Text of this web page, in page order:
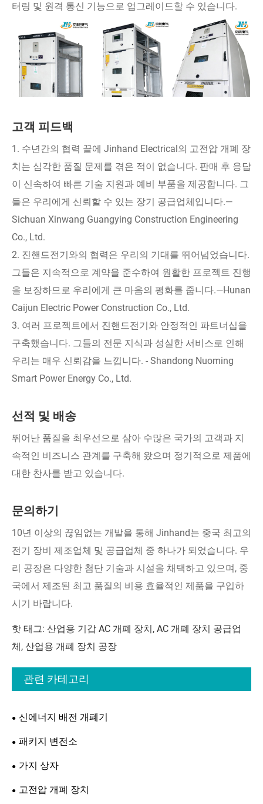
터링 및 원격 통신 기능으로 업그레이드할 수 있습니다.
고객 피드백
1. 수년간의 협력 끝에 Jinhand Electrical의 고전압 개폐 장
치는 심각한 품질 문제를 겪은 적이 없습니다. 판매 후 응답
이 신속하여 빠른 기술 지원과 예비 부품을 제공합니다. 그
들은 우리에게 신뢰할 수 있는 장기 공급업체입니다.—
Sichuan Xinwang Guangying Construction Engineering
Co., Ltd.
2. 진핸드전기와의 협력은 우리의 기대를 뛰어넘었습니다.
그들은 지속적으로 계약을 준수하여 원활한 프로젝트 진행
을 보장하므로 우리에게 큰 마음의 평화를 줍니다.—Hunan
Caijun Electric Power Construction Co., Ltd.
3. 여러 프로젝트에서 진핸드전기와 안정적인 파트너십을
구축했습니다. 그들의 전문 지식과 성실한 서비스로 인해
우리는 매우 신뢰감을 느낍니다. - Shandong Nuoming
Smart Power Energy Co., Ltd.
선적 및 배송
뛰어난 품질을 최우선으로 삼아 수많은 국가의 고객과 지
속적인 비즈니스 관계를 구축해 왔으며 정기적으로 제품에
대한 찬사를 받고 있습니다.
문의하기
10년 이상의 끊임없는 개발을 통해 Jinhand는 중국 최고의
전기 장비 제조업체 및 공급업체 중 하나가 되었습니다. 우
리 공장은 다양한 첨단 기술과 시설을 채택하고 있으며, 중
국에서 제조된 최고 품질의 비용 효율적인 제품을 구입하
시기 바랍니다.
핫 태그: 산업용 기갑 AC 개폐 장치, AC 개폐 장치 공급업
체, 산업용 개폐 장치 공장
관련 카테고리
신에너지 배전 개폐기
패키지 변전소
가지 상자
고전압 개폐 장치